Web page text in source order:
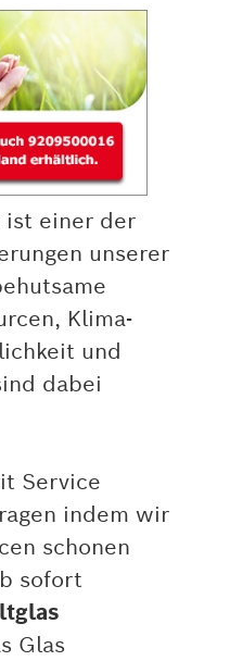
ist einer der
unserer
Klima-
und
dabei
Service
indem wir
schonen
sofort
Glas